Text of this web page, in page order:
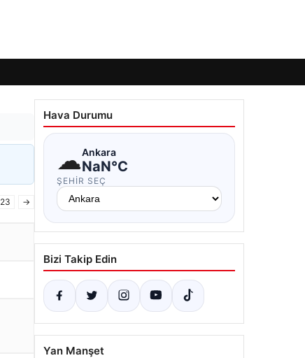
23 →
Hava Durumu
☁Ankara
NaN°C
ŞEHIR SEÇ
Bizi Takip Edin
Yan Manşet